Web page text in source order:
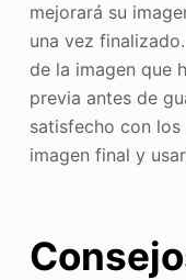
mejorará su
una vez
de la imagen que
previa antes de
satisfecho con
imagen final y